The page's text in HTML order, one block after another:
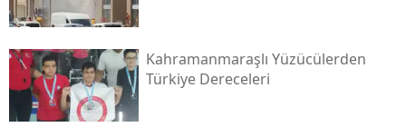
Kahramanmaraşlı Yüzücülerden
Türkiye Dereceleri